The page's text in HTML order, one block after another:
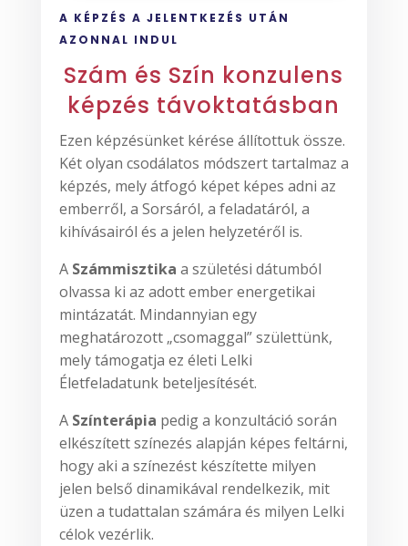
A KÉPZÉS A JELENTKEZÉS UTÁN
AZONNAL INDUL
Szám és Szín konzulens
képzés távoktatásban
Ezen képzésünket kérése állítottuk össze.
Két olyan csodálatos módszert tartalmaz a
képzés, mely átfogó képet képes adni az
emberről, a Sorsáról, a feladatáról, a
kihívásairól és a jelen helyzetéről is.
A Számmisztika a születési dátumból
olvassa ki az adott ember energetikai
mintázatát. Mindannyian egy
meghatározott „csomaggal” születtünk,
mely támogatja ez életi Lelki
Életfeladatunk beteljesítését.
A Színterápia pedig a konzultáció során
elkészített színezés alapján képes feltárni,
hogy aki a színezést készítette milyen
jelen belső dinamikával rendelkezik, mit
üzen a tudattalan számára és milyen Lelki
célok vezérlik.